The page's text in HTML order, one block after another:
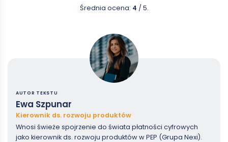
Średnia ocena: 4 / 5.
AUTOR TEKSTU
Ewa Szpunar
Kierownik ds. rozwoju produktów
Wnosi świeże spojrzenie do świata płatności cyfrowych
jako kierownik ds. rozwoju produktów w PEP (Grupa Nexi).